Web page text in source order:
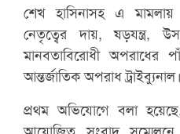
শেখ হাসিনাসহ এ মামলায়
নেতৃত্বের দায়, ষড়যন্ত্র,
মানবতাবিরোধী অপরাধের
আন্তর্জাতিক অপরাধ ট্রাইব্যুনাল।
প্রথম অভিযোগে বলা